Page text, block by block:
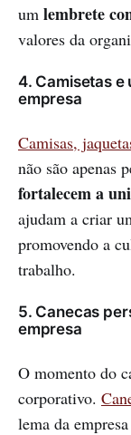
um lembrete
valores da
4. Camisetas e
empresa
Camisas,
não são apenas
fortalecem a
ajudam a criar
promovendo a
trabalho.
5. Canecas
empresa
O momento do
corporativo.
lema da